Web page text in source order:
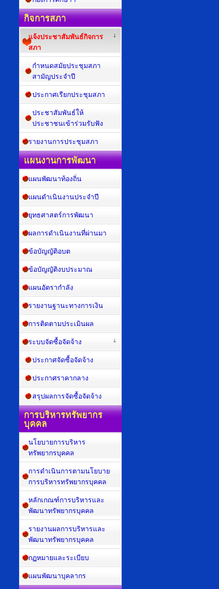
กิจการสภา
แจ้งประชาสัมพันธ์กิจการ
สภา
กำหนดสมัยประชุมสภา
สามัญประจำปี
ประกาศเรียกประชุมสภา
ประชาสัมพันธ์ให้
ประชาชนเข้าร่วมรับฟัง
รายงานการประชุมสภา
แผนงานการพัฒนา
แผนพัฒนาท้องถิ่น
แผนดำเนินงานประจำปี
ยุทธศาสตร์การพัฒนา
ผลการดำเนินงานที่ผ่านมา
ข้อบัญญัติอบต
ข้อบัญญัติงบประมาณ
แผนอัตรากำลัง
รายงานฐานะทางการเงิน
การติดตามประเมินผล
ระบบจัดซื้อจัดจ้าง
ประกาศจัดซื้อจัดจ้าง
ประกาศราคากลาง
สรุปผลการจัดซื้อจัดจ้าง
การบริหารทรัพยากร
บุคคล
นโยบายการบริหาร
ทรัพยากรบุคคล
การดำเนินการตามนโยบาย
การบริหารทรัพยากรบุคคล
หลักเกณฑ์การบริหารและ
พัฒนาทรัพยากรบุคคล
รายงานผลการบริหารและ
พัฒนาทรัพยากรบุคคล
กฏหมายและระเบียบ
แผนพัฒนาบุคลากร